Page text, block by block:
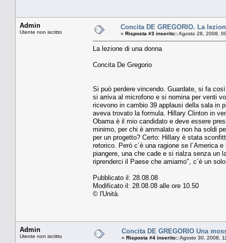
Admin
Utente non iscritto
Concita DE GREGORIO. La
« Risposta #3 inserito::Agosto 28, 2008,
La lezione di una donna
Concita De Gregorio
Si può perdere vincendo. Guardate, si fa
si arriva al microfono e si nomina per venti
ricevono in cambio 39 applausi della sala in
aveva trovato la formula. Hillary Clinton in
Obama è il mio candidato e deve essere
minimo, per chi è ammalato e non ha soldi
per un progetto? Certo: Hillary è stata
retorico. Però c´è una ragione se l´America
piangere, una che cade e si rialza senza un
riprenderci il Paese che amiamo", c´è un
Pubblicato il: 28.08.08
Modificato il: 28.08.08 alle ore 10.50
© l'Unità.
Admin
Utente non iscritto
Concita DE GREGORIO Una
« Risposta #4 inserito::Agosto 30, 2008,